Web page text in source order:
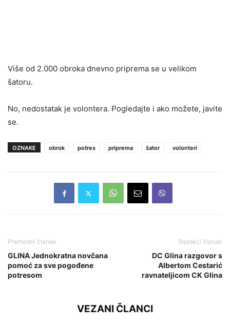
Više od 2.000 obroka dnevno priprema se u velikom
šatoru.
No, nedostatak je volontera. Pogledajte i ako možete, javite
se.
OZNAKE obrok potres priprema šator volonteri
Prethodni članak
GLINA Jednokratna novčana
pomoć za sve pogođene
potresom
Sljedeći članak
DC Glina razgovor s
Albertom Cestarić
ravnateljicom CK Glina
VEZANI ČLANCI